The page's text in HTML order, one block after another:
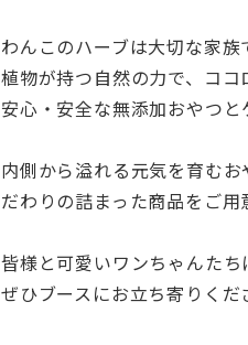
わんこのハーブは大切な家族
植物が持つ自然の力で、コ
安心・安全な無添加おやつ
内側から溢れる元気を育む
だわりの詰まった商品をご用
皆様と可愛いワンちゃんたち
ぜひブースにお立ち寄りくだ